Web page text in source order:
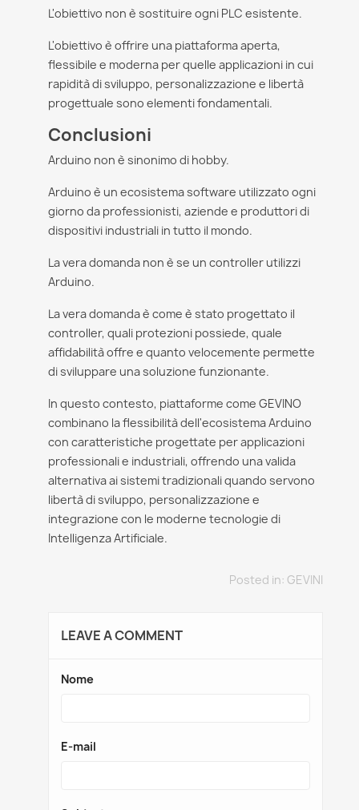
L'obiettivo non è sostituire ogni PLC esistente.
L'obiettivo è offrire una piattaforma aperta,
flessibile e moderna per quelle applicazioni in cui
rapidità di sviluppo, personalizzazione e libertà
progettuale sono elementi fondamentali.
Conclusioni
Arduino non è sinonimo di hobby.
Arduino è un ecosistema software utilizzato ogni
giorno da professionisti, aziende e produttori di
dispositivi industriali in tutto il mondo.
La vera domanda non è se un controller utilizzi
Arduino.
La vera domanda è come è stato progettato il
controller, quali protezioni possiede, quale
affidabilità offre e quanto velocemente permette
di sviluppare una soluzione funzionante.
In questo contesto, piattaforme come GEVINO
combinano la flessibilità dell'ecosistema Arduino
con caratteristiche progettate per applicazioni
professionali e industriali, offrendo una valida
alternativa ai sistemi tradizionali quando servono
libertà di sviluppo, personalizzazione e
integrazione con le moderne tecnologie di
Intelligenza Artificiale.
Posted in: GEVINI
LEAVE A COMMENT
Nome
E-mail